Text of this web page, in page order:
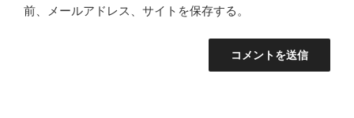
前、メールアドレス、サイトを保存する。